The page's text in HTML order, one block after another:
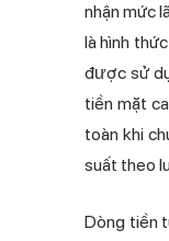
nhận mức
là hình
được sử
tiền mặt
toàn khi
suất theo
Dòng tiền